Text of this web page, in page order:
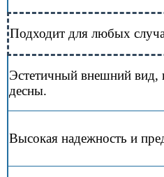
Подходит для любых
Эстетичный внешний вид,
десны.
Высокая надежность и